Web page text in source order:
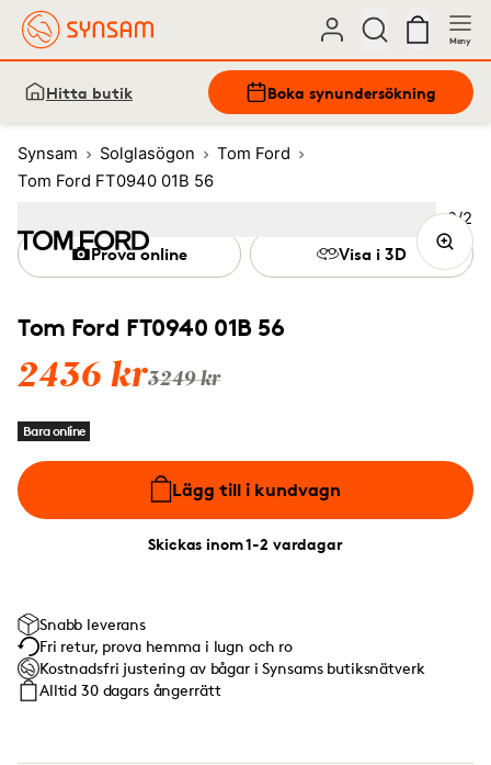
Meny
Hitta butik Boka synundersökning
Synsam Solglasögon
Tom Ford
Tom Ford FT0940 01B 56
Tom Ford FT0940 01B 56
2436 kr3249 kr
Bara online
Lägg till i kundvagn
Skickas inom 1-2 vardagar
Prova online Visa i 3D
Snabb leverans
Fri retur, prova hemma i lugn och ro
Kostnadsfri justering av bågar i Synsams butiksnätverk
Alltid 30 dagars ångerrätt
Bild
2/2
Image (Current image)